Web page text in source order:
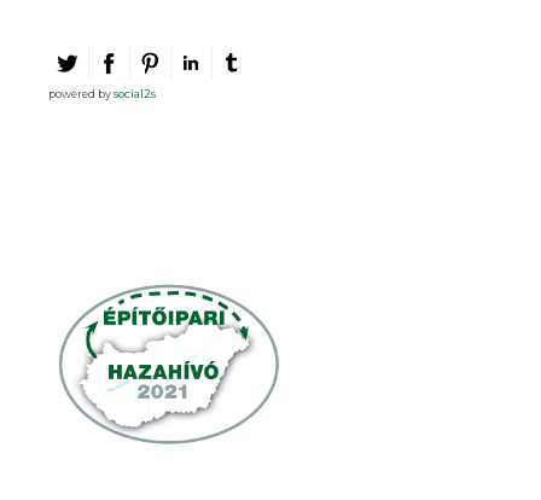
powered bysocial2s